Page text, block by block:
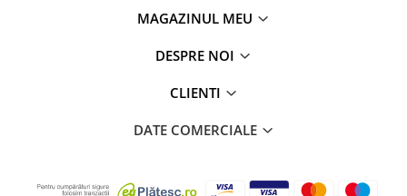
MAGAZINUL MEU
DESPRE NOI
CLIENTI
DATE COMERCIALE